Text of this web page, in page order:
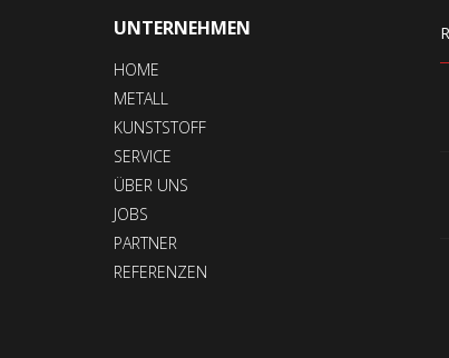
UNTERNEHMEN
HOME
METALL
KUNSTSTOFF
SERVICE
ÜBER UNS
JOBS
PARTNER
REFERENZEN